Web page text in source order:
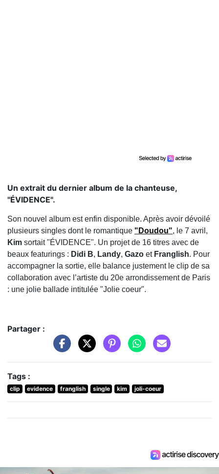
Un extrait du dernier album de la chanteuse,
"ÉVIDENCE".
Son nouvel album est enfin disponible. Après avoir dévoilé
plusieurs singles dont le romantique "Doudou", le 7 avril,
Kim sortait "ÉVIDENCE". Un projet de 16 titres avec de
beaux featurings : Didi B, Landy, Gazo et Franglish. Pour
accompagner la sortie, elle balance justement le clip de sa
collaboration avec l’artiste du 20e arrondissement de Paris
: une jolie ballade intitulée "Jolie coeur".
Partager :
Tags :
clip evidence franglish single kim joli-coeur